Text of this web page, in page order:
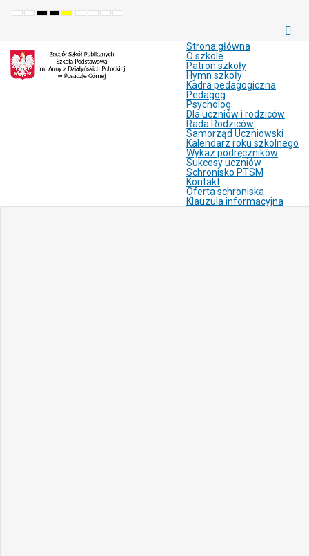
Default
NightHigh
mode
High
mode
High
mode
SetSetMake
Set
Strona główna
O szkole
Patron szkoły
Hymn szkoły
Kadra pedagogiczna
Pedagog
Psycholog
Dla uczniów i rodziców
Rada Rodziców
Samorząd Uczniowski
Kalendarz roku szkolnego
Wykaz podręczników
Sukcesy uczniów
Schronisko PTSM
Kontakt
Oferta schroniska
Klauzula informacyjna